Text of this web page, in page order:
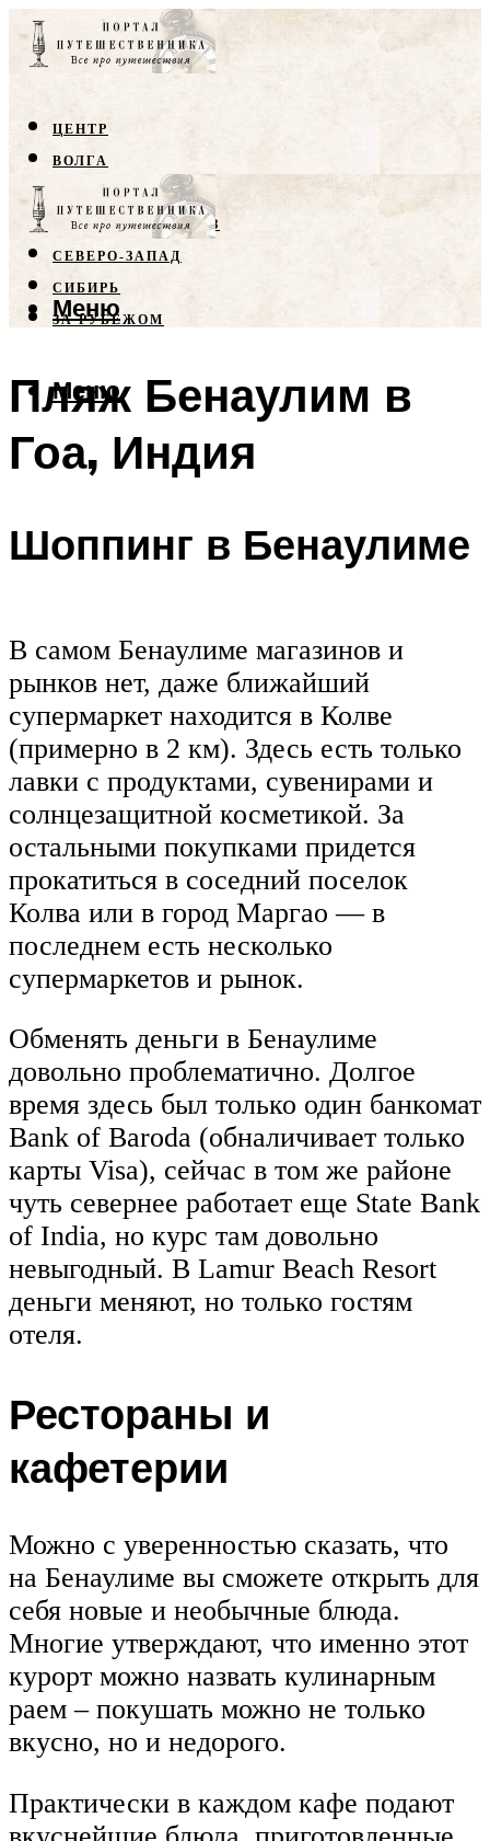
ЦЕНТР
ВОЛГА
КРЫМ
СЕВЕРНЫЙ КАВКАЗ
СЕВЕРО-ЗАПАД
СИБИРЬ
ЗА РУБЕЖОМ
Меню
Меню
Пляж Бенаулим в
Гоа, Индия
Шоппинг в Бенаулиме
В самом Бенаулиме магазинов и
рынков нет, даже ближайший
супермаркет находится в Колве
(примерно в 2 км). Здесь есть только
лавки с продуктами, сувенирами и
солнцезащитной косметикой. За
остальными покупками придется
прокатиться в соседний поселок
Колва или в город Маргао — в
последнем есть несколько
супермаркетов и рынок.
Обменять деньги в Бенаулиме
довольно проблематично. Долгое
время здесь был только один банкомат
Bank of Baroda (обналичивает только
карты Visa), сейчас в том же районе
чуть севернее работает еще State Bank
of India, но курс там довольно
невыгодный. В Lamur Beach Resort
деньги меняют, но только гостям
отеля.
Рестораны и
кафетерии
Можно с уверенностью сказать, что
на Бенаулиме вы сможете открыть для
себя новые и необычные блюда.
Многие утверждают, что именно этот
курорт можно назвать кулинарным
раем – покушать можно не только
вкусно, но и недорого.
Практически в каждом кафе подают